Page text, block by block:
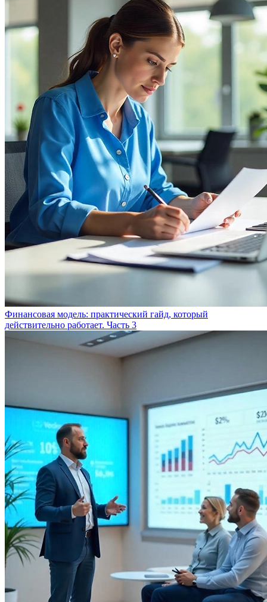
Финансовая модель: практический гайд, который
действительно работает. Часть 3